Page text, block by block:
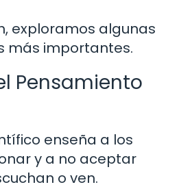
exploramos algunas
más importantes.
Pensamiento
enseña a los
y a no aceptar
o ven.